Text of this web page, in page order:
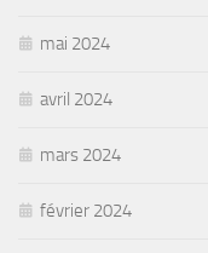
mai 2024
avril 2024
mars 2024
février 2024